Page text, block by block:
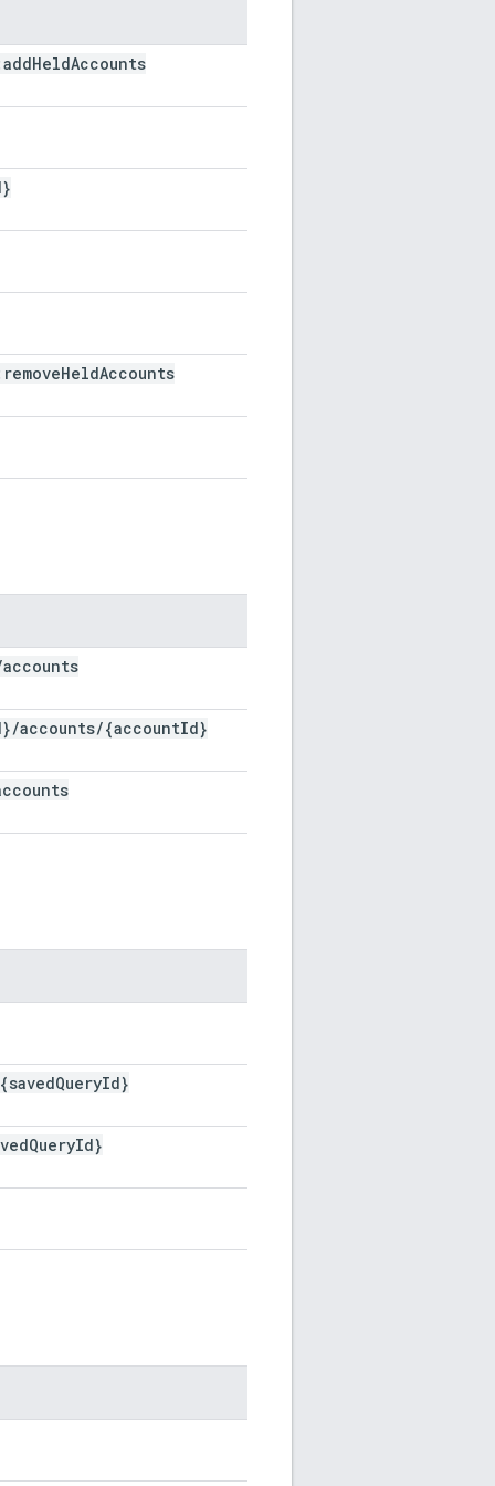
HeldAccounts
HeldAccounts
accounts
/accounts/{accountId}
{savedQueryId}
QueryId}